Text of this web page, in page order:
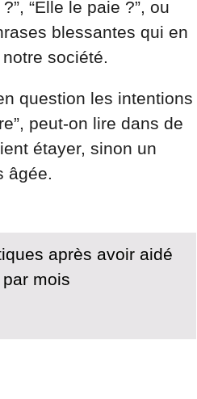
“Elle le paie ?”, ou
blessantes qui en
société.
question les intentions
peut-on lire dans de
étayer, sinon un
après avoir aidé
mois